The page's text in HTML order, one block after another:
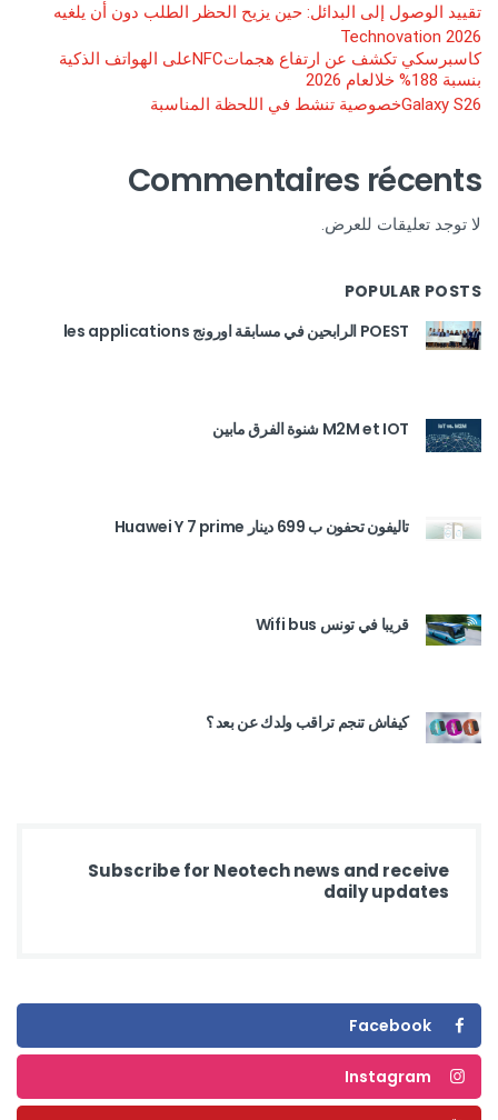
تقييد الوصول إلى البدائل: حين يزيح الحظر الطلب دون أن يلغيه
Technovation 2026
كاسبرسكي تكشف عن ارتفاع هجماتNFCعلى الهواتف الذكية
بنسبة 188% خلالعام 2026
Galaxy S26خصوصية تنشط في اللحظة المناسبة
Commentaires récents
لا توجد تعليقات للعرض.
POPULAR POSTS
POEST الرابحين في مسابقة اورونج les applications
M2M et IOT شنوة الفرق مابين
تاليفون تحفون ب 699 دينار Huawei Y 7 prime
قريبا في تونس Wifi bus
كيفاش تنجم تراقب ولدك عن بعد ؟
Subscribe for Neotech news and receive
daily updates
Facebook
Instagram